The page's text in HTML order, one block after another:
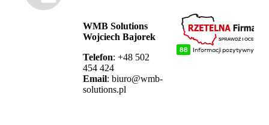
WMB Solutions
Wojciech Bajorek
Telefon: +48 502
454 424
Email: biuro@wmb-
solutions.pl